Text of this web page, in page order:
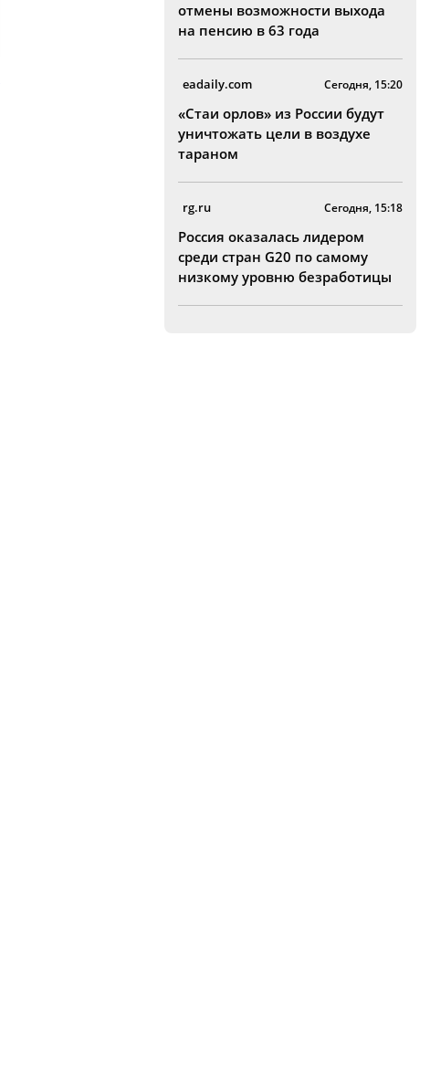
отмены возможности выхода
на пенсию в 63 года
eadaily.com Сегодня, 15:20
«Стаи орлов» из России будут
уничтожать цели в воздухе
тараном
rg.ru Сегодня, 15:18
Россия оказалась лидером
среди стран G20 по самому
низкому уровню безработицы